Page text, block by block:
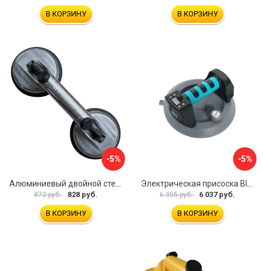
В КОРЗИНУ В КОРЗИНУ
-5%
Алюминиевый двойной стеклодомкрат УправДом 4100002750
872 руб. 828 руб.
В КОРЗИНУ
-5%
Электрическая присоска BIHUI SCBC8
6 355 руб. 6 037 руб.
В КОРЗИНУ